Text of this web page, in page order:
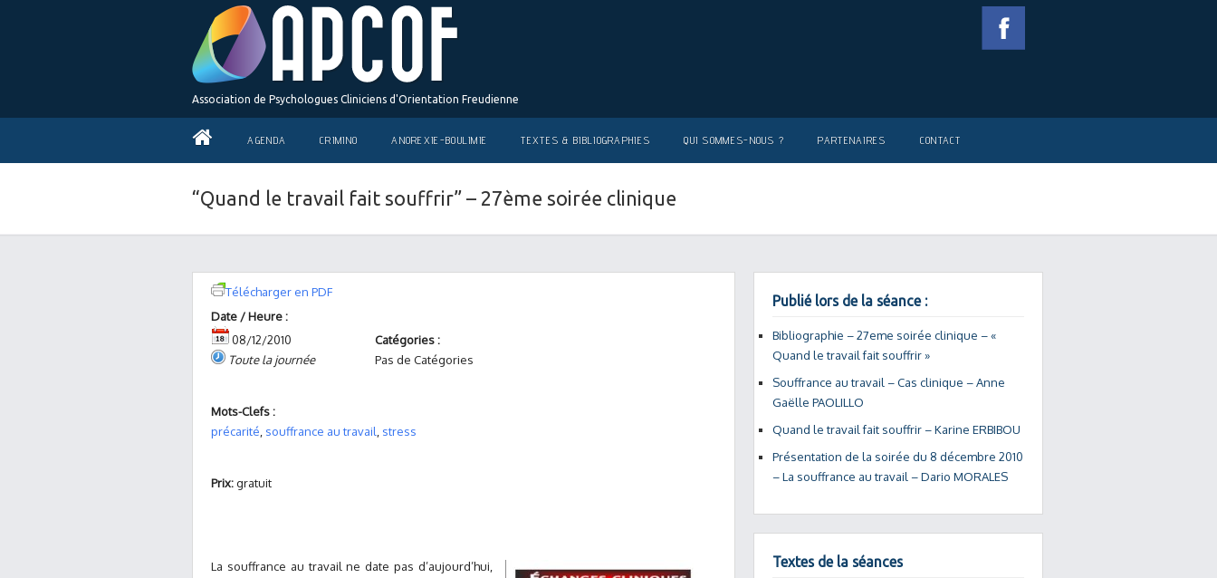
Association de Psychologues Cliniciens d'Orientation Freudienne
AGENDA CRIMINO ANOREXIE-BOULIMIE TEXTES & BIBLIOGRAPHIES QUI SOMMES-NOUS ? PARTENAIRES CONTACT
“Quand le travail fait souffrir” – 27ème soirée clinique
Télécharger en PDF
Date / Heure :
08/12/2010
Toute la journée
Catégories :
Pas de Catégories
Mots-Clefs :
précarité souffrance au travail stress
Prix:gratuit
La souffrance au travail ne date pas d’aujourd’hui,
Publié lors de la séance :
Bibliographie – 27eme soirée clinique – «
Quand le travail fait souffrir »
Souffrance au travail – Cas clinique – Anne
Gaëlle PAOLILLO
Quand le travail fait souffrir – Karine ERBIBOU
Présentation de la soirée du 8 décembre 2010
– La souffrance au travail – Dario MORALES
Textes de la séances